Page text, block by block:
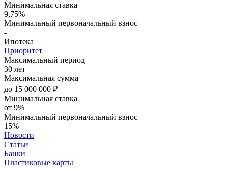
Минимальная ставка
9,75%
Минимальный первоначальный взнос
-
Ипотека
Приоритет
Максимальный период
30 лет
Максимальная сумма
до 15 000 000 ₽
Минимальная ставка
от 9%
Минимальный первоначальный взнос
15%
Новости
Статьи
Банки
Пластиковые карты